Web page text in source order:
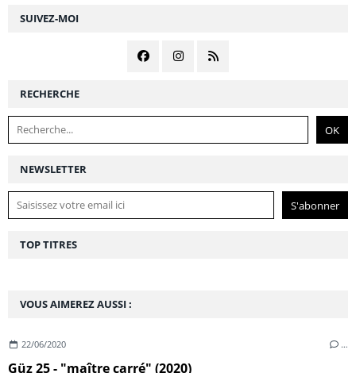
NEWSLETTER
SUIVEZ-MOI
RECHERCHE
VOUS AIMEREZ AUSSI :
22/06/2020 …
Güz 25 - "maître carré" (2020)
TOP TITRES